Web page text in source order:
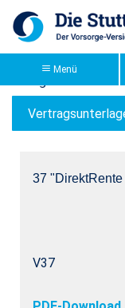
Zum Hauptinhalt
Menü
37
V37